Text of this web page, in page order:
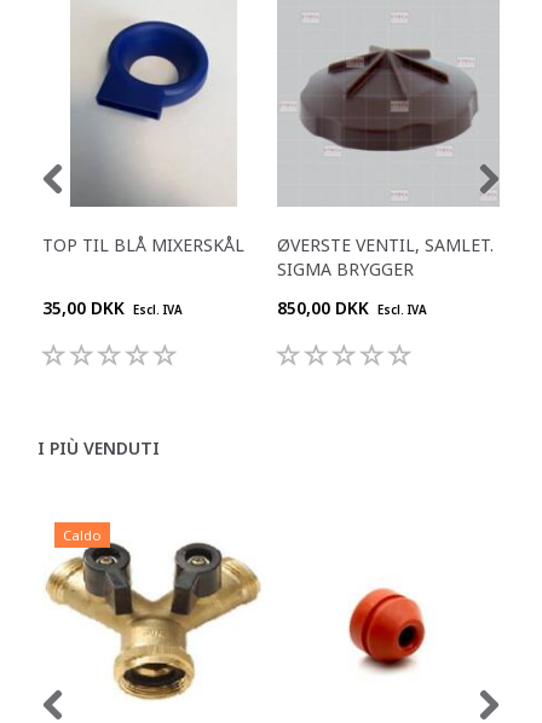
TOP TIL BLÅ MIXERSKÅL
35,00 DKK Escl. IVA
ØVERSTE VENTIL, SAMLET.
SIGMA BRYGGER
850,00 DKK Escl. IVA
I PIÙ VENDUTI
Caldo